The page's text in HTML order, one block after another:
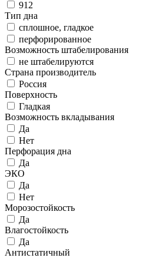
912
Тип дна
сплошное, гладкое
перфорированное
Возможность штабелирования
не штабелируются
Страна производитель
Россия
Поверхность
Гладкая
Возможность вкладывания
Да
Нет
Перфорация дна
Да
ЭКО
Да
Нет
Морозостойкость
Да
Влагостойкость
Да
Антистатичный